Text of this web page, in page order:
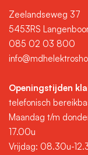
Zeelandseweg 37
5453RS
085 02 03 800
Openingstijden
telefonisch
Maandag t/m
17.00u
Vrijdag: 08.30u-